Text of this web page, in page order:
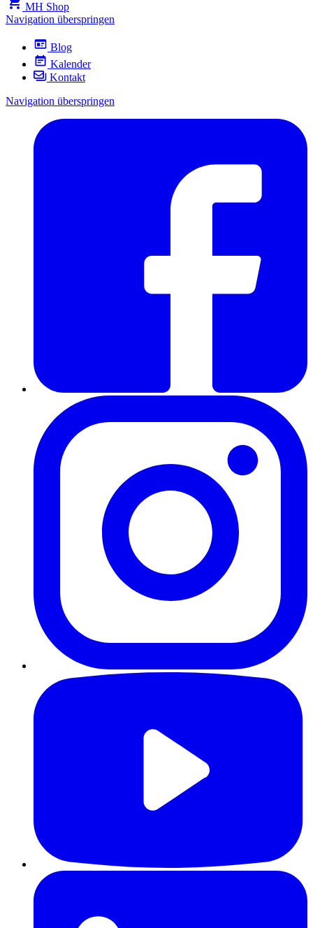
MH Shop
Navigation überspringen
Blog
Kalender
Kontakt
Navigation überspringen